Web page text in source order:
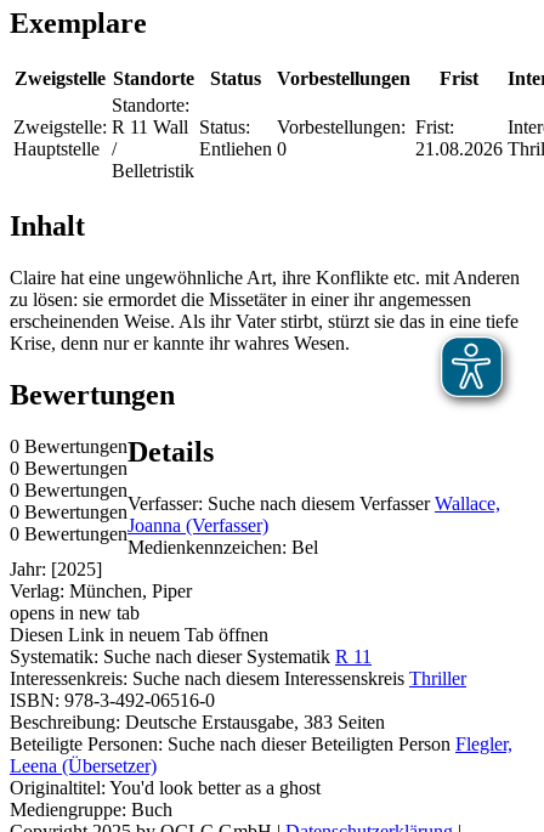
Exemplare
Zweigstelle Standorte Status Vorbestellungen Frist
Zweigstelle:
Hauptstelle
Standorte:
R 11 Wall
/
Belletristik
Status:
Entliehen
Vorbestellungen:
0
Frist:
21.08.2026
Inhalt
Claire hat eine ungewöhnliche Art, ihre Konflikte etc. mit Anderen
zu lösen: sie ermordet die Missetäter in einer ihr angemessen
erscheinenden Weise. Als ihr Vater stirbt, stürzt sie das in eine tiefe
Krise, denn nur er kannte ihr wahres Wesen.
Bewertungen
0 Bewertungen
0 Bewertungen
0 Bewertungen
0 Bewertungen
0 Bewertungen
Details
Verfasser: Suche nach diesem Verfasser Wallace,
Joanna (Verfasser)
Medienkennzeichen: Bel
Jahr: [2025]
Verlag: München, Piper
opens in new tab
Diesen Link in neuem Tab öffnen
Systematik: Suche nach dieser Systematik R 11
Interessenkreis: Suche nach diesem Interessenskreis Thriller
ISBN: 978-3-492-06516-0
Beschreibung: Deutsche Erstausgabe, 383 Seiten
Beteiligte Personen: Suche nach dieser Beteiligten Person Flegler,
Leena (Übersetzer)
Originaltitel: You'd look better as a ghost
Mediengruppe: Buch